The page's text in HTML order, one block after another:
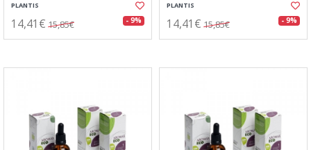
PLANTIS
14,41€ 15,85€ - 9%
PLANTIS
14,41€ 15,85€ - 9%